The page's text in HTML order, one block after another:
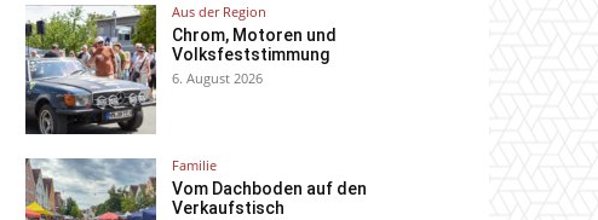
Aus der Region
Chrom, Motoren und
Volksfeststimmung
6. August 2026
Familie
Vom Dachboden auf den
Verkaufstisch